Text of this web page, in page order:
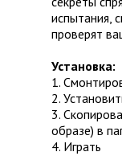
испытания,
проверят
Установка:
1.
2.
3.
образе) в
4. Играть